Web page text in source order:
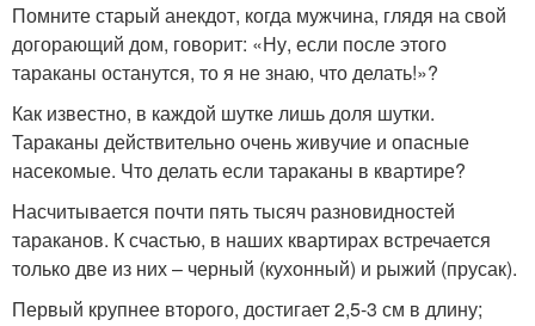
Помните старый анекдот, когда мужчина, глядя на свой
догорающий дом, говорит: «Ну, если после этого
тараканы останутся, то я не знаю, что делать!»?
Как известно, в каждой шутке лишь доля шутки.
Тараканы действительно очень живучие и опасные
насекомые. Что делать если тараканы в квартире?
Насчитывается почти пять тысяч разновидностей
тараканов. К счастью, в наших квартирах встречается
только две из них – черный (кухонный) и рыжий (прусак).
Первый крупнее второго, достигает 2,5-3 см в длину;